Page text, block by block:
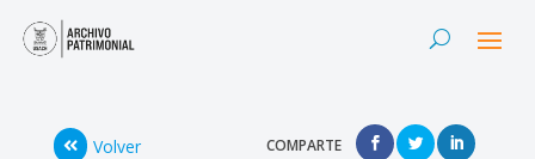
Volver COMPARTE